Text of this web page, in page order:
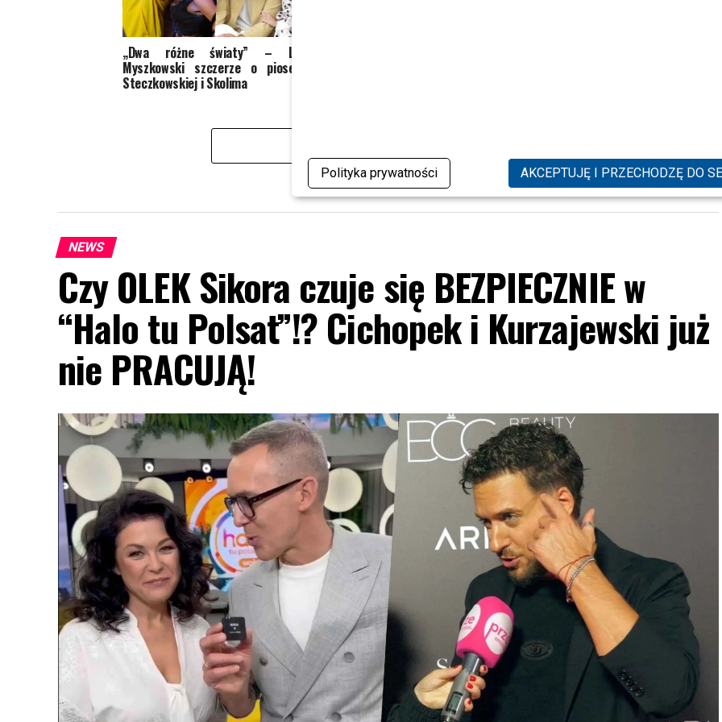
Polityka prywatności AKCEPTUJĘ I PRZECHODZĘ DO
„Dwa różne światy” – Leon
Myszkowski szczerze o piosence
Steczkowskiej i Skolima
NEWS
Czy OLEK Sikora czuje się BEZPIECZNIE w
“Halo tu Polsat”!? Cichopek i Kurzajewski już
nie PRACUJĄ!